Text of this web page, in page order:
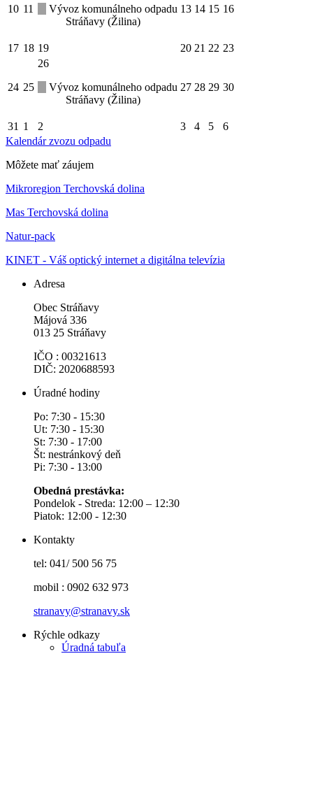
10 11
Vývoz komunálneho odpadu
Stráňavy (Žilina)
13 14 15 16
17 18 19 20 21 22 23
24 25
26
Vývoz komunálneho odpadu
Stráňavy (Žilina)
27 28 29 30
31 1 2 3 4 5
6
Kalendár zvozu odpadu
Môžete mať záujem
Mikroregion Terchovská dolina
Mas Terchovská dolina
Natur-pack
KINET - Váš optický internet a digitálna televízia
Adresa
Obec Stráňavy
Májová 336
013 25 Stráňavy
IČO : 00321613
DIČ: 2020688593
Úradné hodiny
Po: 7:30 - 15:30
Ut: 7:30 - 15:30
St: 7:30 - 17:00
Št: nestránkový deň
Pi: 7:30 - 13:00
Obedná prestávka:
Pondelok - Streda: 12:00 – 12:30
Piatok: 12:00 - 12:30
Kontakty
tel: 041/ 500 56 75
mobil : 0902 632 973
stranavy@stranavy.sk
Rýchle odkazy
Úradná tabuľa